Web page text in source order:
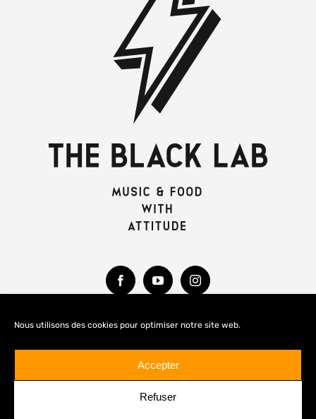
Nous utilisons des cookies pour optimiser notre site web.
Accepter
Refuser
MENTIONS LÉGALES